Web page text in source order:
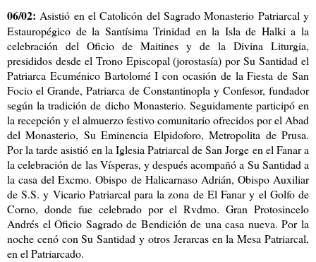
06/02:Asistió en el Catolicón del Sagrado Monasterio Patriarcal y
Estauropégico de la Santísima Trinidad en la Isla de Halki a la
celebración del Oficio de Maitines y de la Divina Liturgia,
presididos desde el Trono Episcopal (jorostasía) por Su Santidad el
Patriarca Ecuménico Bartolomé I con ocasión de la Fiesta de San
Focio el Grande, Patriarca de Constantinopla y Confesor, fundador
según la tradición de dicho Monasterio. Seguidamente participó en
la recepción y el almuerzo festivo comunitario ofrecidos por el Abad
del Monasterio, Su Eminencia Elpidoforo, Metropolita de Prusa.
Por la tarde asistió en la Iglesia Patriarcal de San Jorge en el Fanar a
la celebración de las Vísperas, y después acompañó a Su Santidad a
la casa del Excmo. Obispo de Halicarnaso Adrián, Obispo Auxiliar
de S.S. y Vicario Patriarcal para la zona de El Fanar y el Golfo de
Corno, donde fue celebrado por el Rvdmo. Gran Protosincelo
Andrés el Oficio Sagrado de Bendición de una casa nueva. Por la
noche cenó con Su Santidad y otros Jerarcas en la Mesa Patriarcal,
en el Patriarcado.